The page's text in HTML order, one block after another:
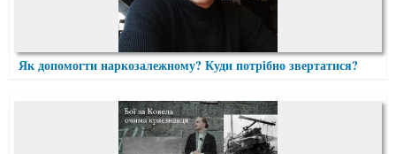
Як допомогти наркозалежному? Куди потрібно звертатися?